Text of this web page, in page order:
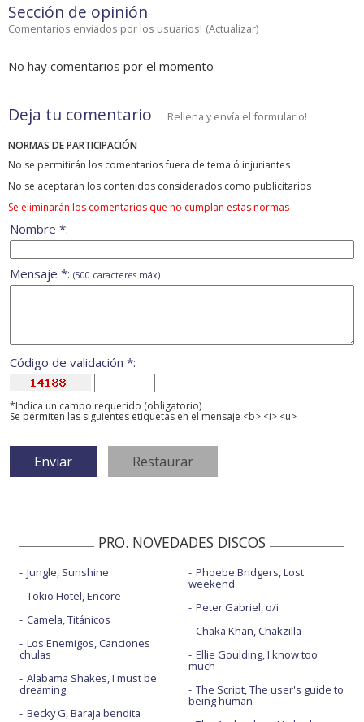
Sección de opinión
Comentarios enviados por los usuarios! (Actualizar)
No hay comentarios por el momento
Deja tu comentario Rellena y envía el formulario!
NORMAS DE PARTICIPACIÓN
No se permitirán los comentarios fuera de tema ó injuriantes
No se aceptarán los contenidos considerados como publicitarios
Se eliminarán los comentarios que no cumplan estas normas
Nombre *:
Mensaje *: (500 caracteres máx)
Código de validación *:
*Indica un campo requerido (obligatorio)
Se permiten las siguientes etiquetas en el mensaje <b> <i> <u>
PRO. NOVEDADES DISCOS
Jungle, Sunshine
Tokio Hotel, Encore
Camela, Titánicos
Los Enemigos, Canciones
chulas
Alabama Shakes, I must be
dreaming
Becky G, Baraja bendita
Phoebe Bridgers, Lost
weekend
Peter Gabriel, o/i
Chaka Khan, Chakzilla
Ellie Goulding, I know too
much
The Script, The user's guide to
being human